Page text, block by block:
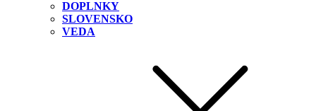
DOPLNKY
SLOVENSKO
VEDA